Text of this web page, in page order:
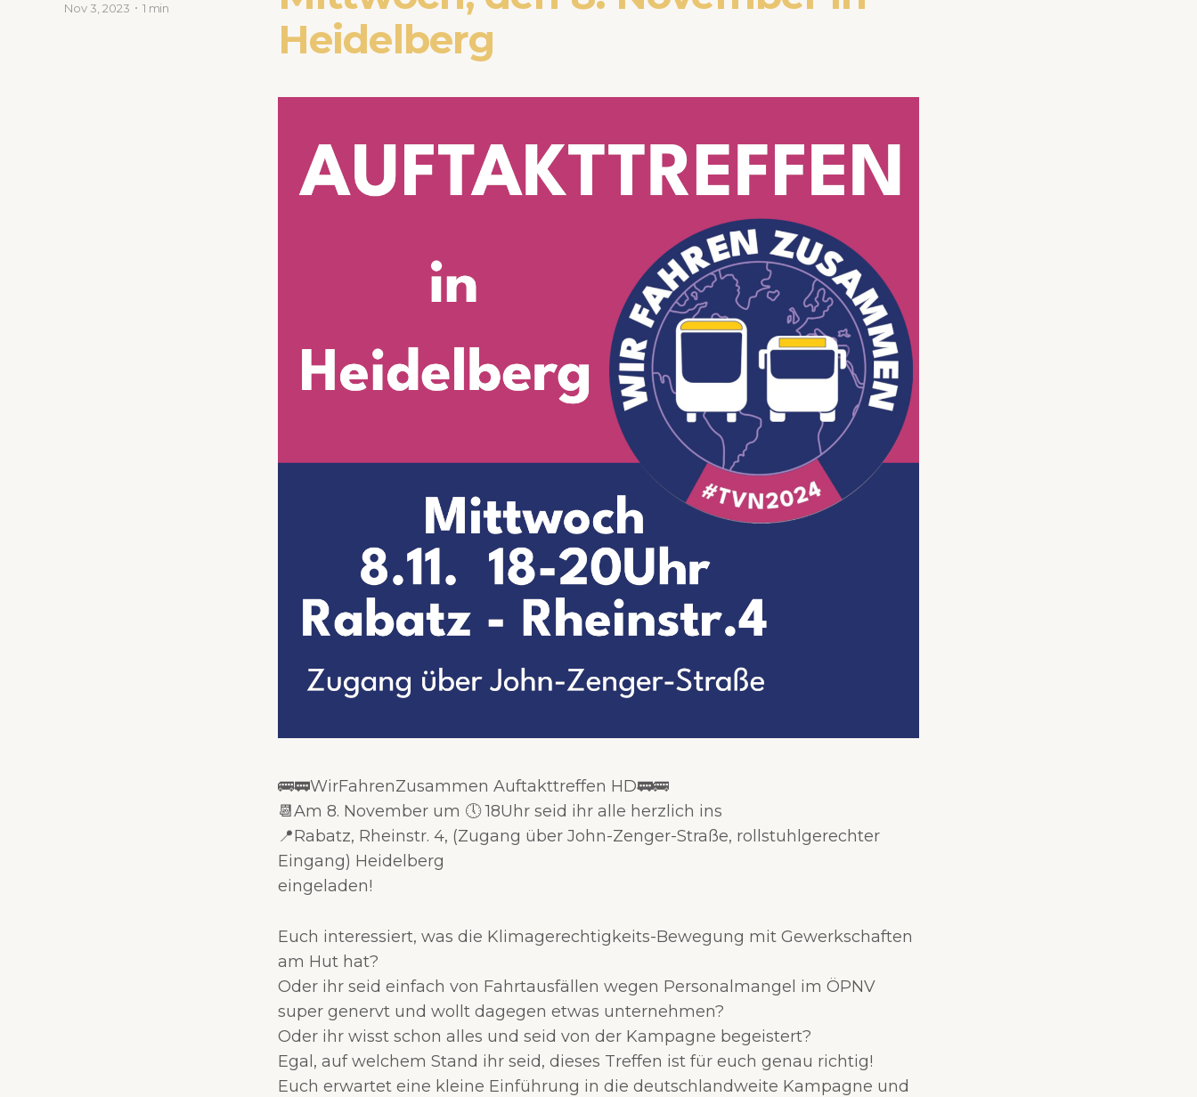
Heidelberg
Nov 3, 2023 1 min
🚌🚃WirFahrenZusammen Auftakttreffen HD🚃🚌
📆Am 8. November um 🕔 18Uhr seid ihr alle herzlich ins
📍Rabatz, Rheinstr. 4, (Zugang über John-Zenger-Straße, rollstuhlgerechter
Eingang) Heidelberg
eingeladen!
Euch interessiert, was die Klimagerechtigkeits-Bewegung mit Gewerkschaften
am Hut hat?
Oder ihr seid einfach von Fahrtausfällen wegen Personalmangel im ÖPNV
super genervt und wollt dagegen etwas unternehmen?
Oder ihr wisst schon alles und seid von der Kampagne begeistert?
Egal, auf welchem Stand ihr seid, dieses Treffen ist für euch genau richtig!
Euch erwartet eine kleine Einführung in die deutschlandweite Kampagne und